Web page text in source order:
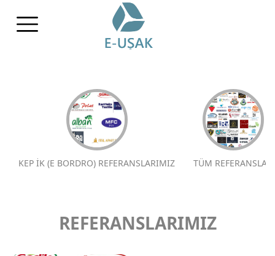
KEP İK (E BORDRO) REFERANSLARIMIZ TÜM REFERANSLAR
REFERANSLARIMIZ